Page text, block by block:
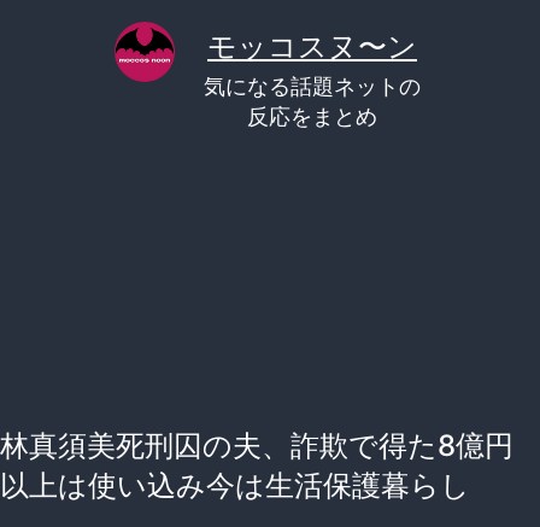
モッコスヌ〜ン
気になる話題ネットの
反応をまとめ
林真須美死刑囚の夫、詐欺で得た8億円
以上は使い込み今は生活保護暮らし